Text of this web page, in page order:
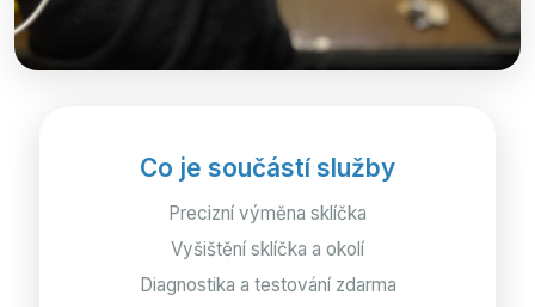
Co je součástí služby
Precizní výměna sklíčka
Vyšištění sklíčka a okolí
Diagnostika a testování zdarma